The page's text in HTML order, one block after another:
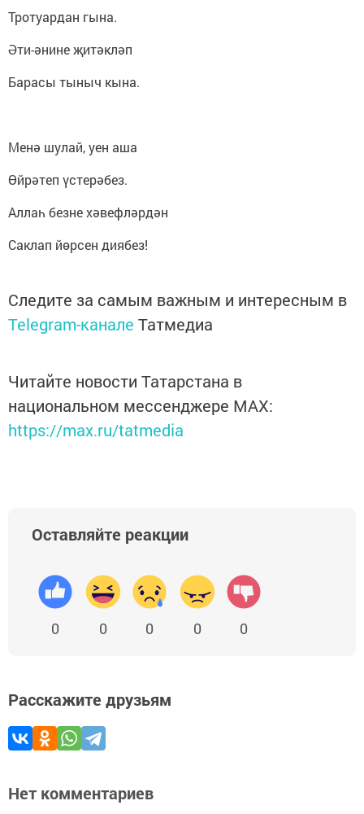
Тротуардан гына.
Әти-әнине җитәкләп
Барасы тыныч кына.
Менә шулай, уен аша
Өйрәтеп үстерәбез.
Аллаһ безне хәвефләрдән
Саклап йөрсен диябез!
Следите за самым важным и интересным в
Telegram-канале Татмедиа
Читайте новости Татарстана в
национальном мессенджере MАХ:
https://max.ru/tatmedia
Оставляйте реакции
0 0 0 0 0
Расскажите друзьям
Нет комментариев